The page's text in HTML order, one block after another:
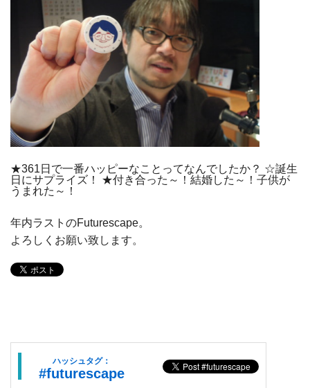
★361日で一番ハッピーなことってなんでしたか？ ☆誕生
日にサプライズ！ ★付き合った～！結婚した～！子供が
うまれた～！
年内ラストのFuturescape。
よろしくお願い致します。
ハッシュタグ：
#futurescape